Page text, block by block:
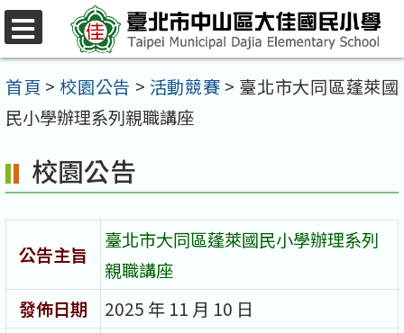
跳
至
主
要
容
區
首頁 > 校園公告 > 活動競賽 > 臺北市大同區蓬萊國
民小學辦理系列親職講座
校園公告
公告主旨
臺北市大同區蓬萊國民小學辦理系列
親職講座
發佈日期
2025 年 11 月 10 日
選
單